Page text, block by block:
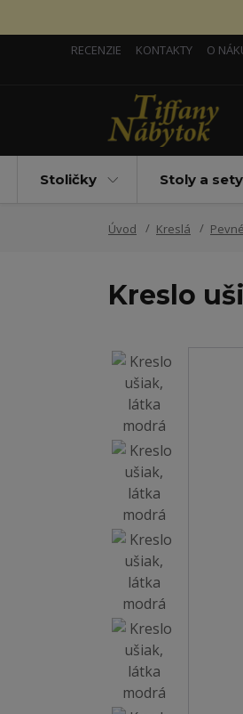
RECENZIE KONTAKTY O
Stoličky Stoly a sety
Úvod Kreslá
Kreslo